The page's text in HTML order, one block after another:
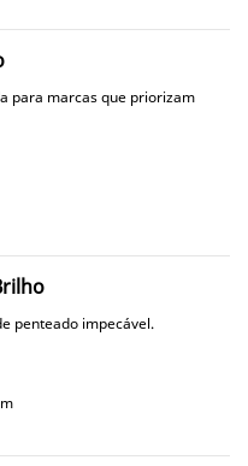
para marcas que priorizam
penteado impecável.